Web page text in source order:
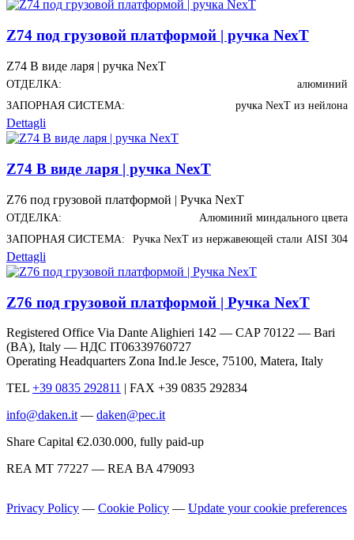
Z74 под грузовой платформой | ручка NexT
Z74 В виде ларя | ручка NexT
ОТДЕЛКА:
алюминий
ЗАПОРНАЯ СИСТЕМА:
ручка NexT из нейлона
Dettagli
Z74 В виде ларя | ручка NexT
Z76 под грузовой платформой | Ручка NexT
ОТДЕЛКА:
Алюминий миндального цвета
ЗАПОРНАЯ СИСТЕМА:
Ручка NexT из нержавеющей стали AISI 304
Dettagli
Z76 под грузовой платформой | Ручка NexT
Registered Office Via Dante Alighieri 142 — CAP 70122 — Bari
(BA), Italy — НДС IT06339760727
Operating Headquarters Zona Ind.le Jesce, 75100, Matera, Italy
TEL +39 0835 292811 | FAX +39 0835 292834
info@daken.it — daken@pec.it
Share Capital €2.030.000, fully paid-up
REA MT 77227 — REA BA 479093
Privacy Policy — Cookie Policy — Update your cookie preferences